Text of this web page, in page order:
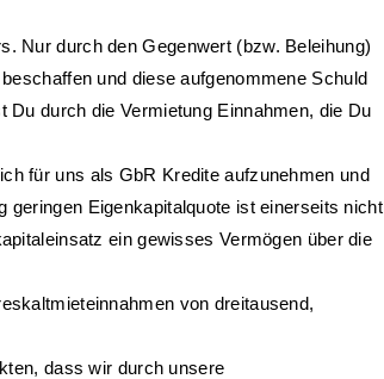
Nur durch den Gegenwert (bzw. Beleihung)
und diese aufgenommene Schuld
durch die Vermietung Einnahmen, die Du
für uns als GbR Kredite aufzunehmen und
Eigenkapitalquote ist einerseits nicht
ein gewisses Vermögen über die
von dreitausend,
dass wir durch unsere